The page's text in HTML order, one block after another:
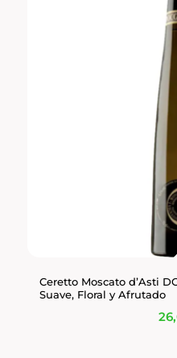
Ceretto Moscato d’Asti
Suave, Floral y Afrutado